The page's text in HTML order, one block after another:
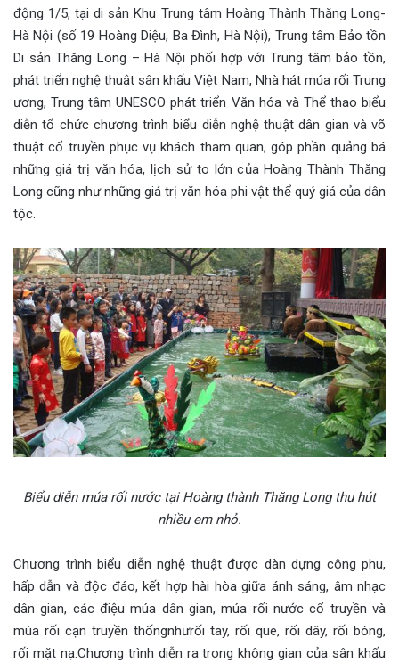
động 1/5, tại di sản Khu Trung tâm Hoàng Thành Thăng Long-
Hà Nội (số 19 Hoàng Diệu, Ba Đình, Hà Nội), Trung tâm Bảo tồn
Di sản Thăng Long – Hà Nội phối hợp với Trung tâm bảo tồn,
phát triển nghệ thuật sân khấu Việt Nam, Nhà hát múa rối Trung
ương, Trung tâm UNESCO phát triển Văn hóa và Thể thao biểu
diễn tổ chức chương trình biểu diễn nghệ thuật dân gian và võ
thuật cổ truyền phục vụ khách tham quan, góp phần quảng bá
những giá trị văn hóa, lịch sử to lớn của Hoàng Thành Thăng
Long cũng như những giá trị văn hóa phi vật thể quý giá của dân
tộc.
Biểu diễn múa rối nước tại Hoàng thành Thăng Long thu hút
nhiều em nhỏ.
Chương trình biểu diễn nghệ thuật được dàn dựng công phu,
hấp dẫn và độc đáo, kết hợp hài hòa giữa ánh sáng, âm nhạc
dân gian, các điệu múa dân gian, múa rối nước cổ truyền và
múa rối cạn truyền thốngnhưrối tay, rối que, rối dây, rối bóng,
rối mặt nạ.Chương trình diễn ra trong không gian của sân khấu